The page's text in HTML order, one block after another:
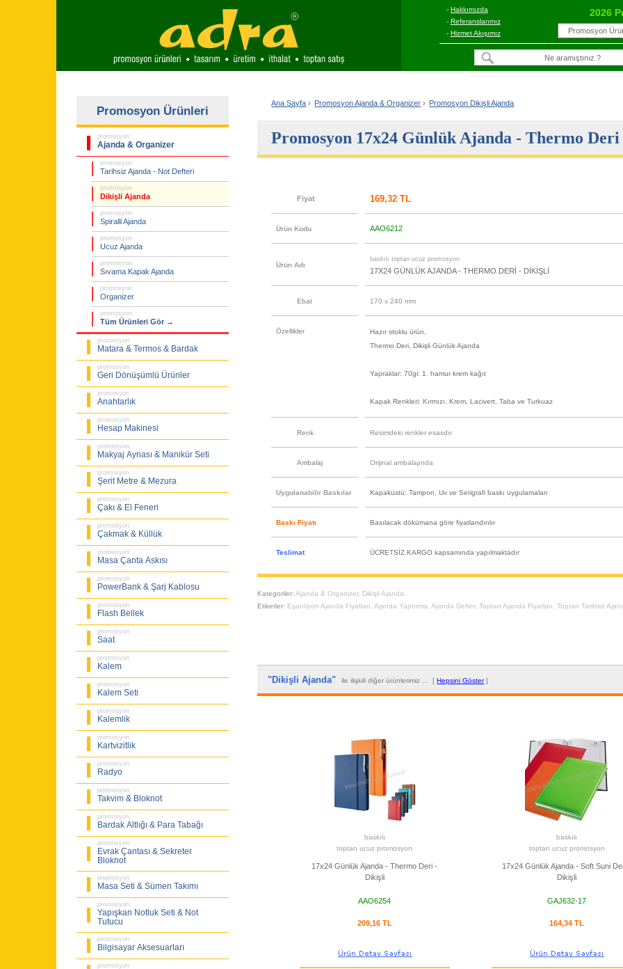
- Hakkımızda
- Referanslarımız
- Hizmet Akışımız
2026
Promosyon Ürünleri
promosyon
Ajanda & Organizer
promosyon
Tarihsiz Ajanda - Not Defteri
promosyon
Dikişli Ajanda
promosyon
Spiralli Ajanda
promosyon
Ucuz Ajanda
promosyon
Sıvama Kapak Ajanda
promosyon
Organizer
promosyon
Tüm Ürünleri Gör →
promosyon
Matara & Termos & Bardak
promosyon
Geri Dönüşümlü Ürünler
promosyon
Anahtarlık
promosyon
Hesap Makinesi
promosyon
Makyaj Aynası & Manikür Seti
promosyon
Şerit Metre & Mezura
promosyon
Çakı & El Feneri
promosyon
Çakmak & Küllük
promosyon
Masa Çanta Askısı
promosyon
PowerBank & Şarj Kablosu
promosyon
Flash Bellek
promosyon
Saat
promosyon
Kalem
promosyon
Kalem Seti
promosyon
Kalemlik
promosyon
Kartvizitlik
promosyon
Radyo
promosyon
Takvim & Bloknot
promosyon
Bardak Altlığı & Para Tabağı
promosyon
Evrak Çantası & Sekreter
Bloknot
promosyon
Masa Seti & Sümen Takımı
promosyon
Yapışkan Notluk Seti & Not
Tutucu
promosyon
Bilgisayar Aksesuarları
promosyon
Ana Sayfa › Promosyon Ajanda & Organizer › Promosyon Dikişli Ajanda
Promosyon 17x24 Günlük Ajanda - Thermo
Fiyat 169,32 TL
Ürün Kodu AAO6212
Ürün Adı
baskılı toptan ucuz promosyon
17X24 GÜNLÜK AJANDA - THERMO DERİ - DİKİŞLİ
Ebat 170 x 240 mm
Özellikler
Hazır stoklu ürün,
Thermo Deri, Dikişli Günlük Ajanda
Yapraklar: 70gr. 1. hamur krem kağıt
Kapak Renkleri: Kırmızı, Krem, Lacivert, Taba ve Turkuaz
Renk Resimdeki renkler esasdır
Ambalaj Orijinal ambalajında
Uygulanabilir Baskılar Kapaküstü: Tampon, Uv ve Serigrafi baskı uygulamaları
Baskı Fiyatı Basılacak dökümana göre fiyatlandırılır
Teslimat ÜCRETSİZ KARGO kapsamında yapılmaktadır
Kategoriler: Ajanda & Organizer, Dikişli Ajanda
Etiketler: Eşantiyon Ajanda Fiyatları ,Ajanda Yaptırma ,Ajanda Defter,Toptan Ajanda Fiyatları ,Toptan Tarihsiz
"Dikişli Ajanda"ile ilişkili diğer ürünlerimiz ... [Hepsini Göster]
baskılı
toptan ucuz promosyon
17x24 Günlük Ajanda - Thermo Deri -
Dikişli
AAO6254
209,16 TL
baskılı
toptan ucuz promosyon
17x24 Günlük Ajanda - Soft Suni
Dikişli
GAJ632-17
164,34 TL